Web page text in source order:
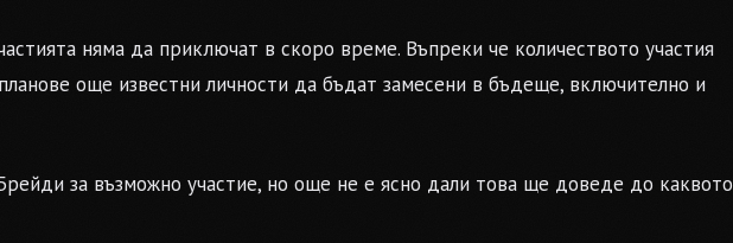
няма да приключат в скоро време. Въпреки че количеството участия
още известни личности да бъдат замесени в бъдеще, включително и
за възможно участие, но още не е ясно дали това ще доведе до каквото